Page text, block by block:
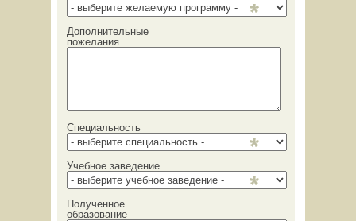
Дополнительные
пожелания
Специальность
Учебное заведение
Полученное
образование